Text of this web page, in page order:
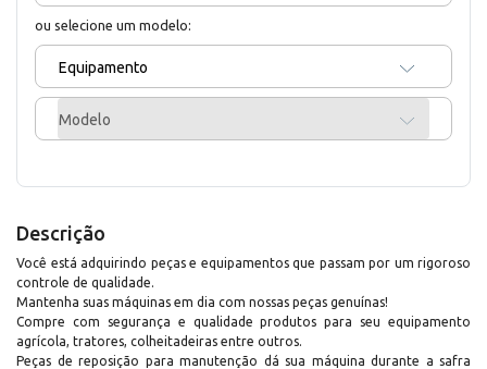
ou selecione um modelo:
Equipamento
Modelo
Descrição
Você está adquirindo peças e equipamentos que passam por um rigoroso
controle de qualidade.
Mantenha suas máquinas em dia com nossas peças genuínas!
Compre com segurança e qualidade produtos para seu equipamento
agrícola, tratores, colheitadeiras entre outros.
Peças de reposição para manutenção dá sua máquina durante a safra